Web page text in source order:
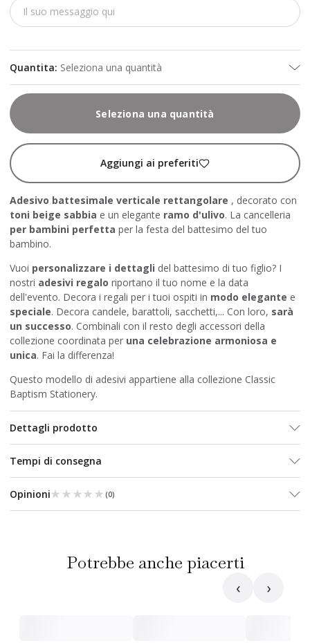
Quantita: Seleziona una quantità
Seleziona una quantità
Aggiungi ai preferiti
Adesivo battesimale verticale rettangolare , decorato con
toni beige sabbia e un elegante ramo d'ulivo. La cancelleria
per bambini perfetta per la festa del battesimo del tuo
bambino.
Vuoi personalizzare i dettagli del battesimo di tuo figlio? I
nostri adesivi regalo riportano il tuo nome e la data
dell'evento. Decora i regali per i tuoi ospiti in modo elegante e
speciale. Decora candele, barattoli, sacchetti,... Con loro, sarà
un successo. Combinali con il resto degli accessori della
collezione coordinata per una celebrazione armoniosa e
unica. Fai la differenza!
Questo modello di adesivi appartiene alla collezione Classic
Baptism Stationery.
Dettagli prodotto
Tempi di consegna
Opinioni★★★★★
★★★★★ (0)
Potrebbe anche piacerti
‹ ›